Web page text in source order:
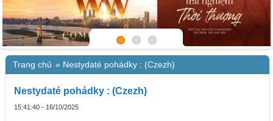
Trang chủ » Nestydaté pohádky : (Czezh)
Nestydaté pohádky : (Czezh)
15:41:40 - 16/10/2025